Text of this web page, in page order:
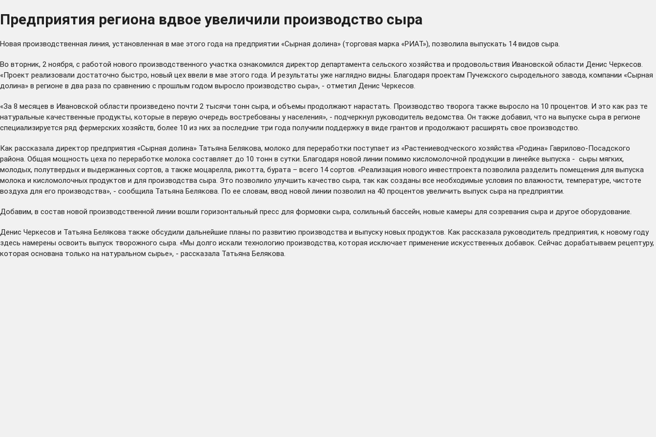
Предприятия региона вдвое увеличили производство сыра
Новая производственная линия, установленная в мае этого года на предприятии «Сырная долина» (торговая марка «РИАТ»), позволила выпускать 14 видов сыра.
Во вторник, 2 ноября, с работой нового производственного участка ознакомился директор департамента сельского хозяйства и продовольствия Ивановской области Денис Черкесов.
«Проект реализовали достаточно быстро, новый цех ввели в мае этого года. И результаты уже наглядно видны. Благодаря проектам Пучежского сыродельного завода, компании «Сырная
долина» в регионе в два раза по сравнению с прошлым годом выросло производство сыра», - отметил Денис Черкесов.
«За 8 месяцев в Ивановской области произведено почти 2 тысячи тонн сыра, и объемы продолжают нарастать. Производство творога также выросло на 10 процентов. И это как раз те
натуральные качественные продукты, которые в первую очередь востребованы у населения», - подчеркнул руководитель ведомства. Он также добавил, что на выпуске сыра в регионе
специализируется ряд фермерских хозяйств, более 10 из них за последние три года получили поддержку в виде грантов и продолжают расширять свое производство.
Как рассказала директор предприятия «Сырная долина» Татьяна Белякова, молоко для переработки поступает из «Растениеводческого хозяйства «Родина» Гаврилово-Посадского
района. Общая мощность цеха по переработке молока составляет до 10 тонн в сутки. Благодаря новой линии помимо кисломолочной продукции в линейке выпуска - сыры мягких,
молодых, полутвердых и выдержанных сортов, а также моцарелла, рикотта, бурата – всего 14 сортов. «Реализация нового инвестпроекта позволила разделить помещения для выпуска
молока и кисломолочных продуктов и для производства сыра. Это позволило улучшить качество сыра, так как созданы все необходимые условия по влажности, температуре, чистоте
воздуха для его производства», - сообщила Татьяна Белякова. По ее словам, ввод новой линии позволил на 40 процентов увеличить выпуск сыра на предприятии.
Добавим, в состав новой производственной линии вошли горизонтальный пресс для формовки сыра, солильный бассейн, новые камеры для созревания сыра и другое оборудование.
Денис Черкесов и Татьяна Белякова также обсудили дальнейшие планы по развитию производства и выпуску новых продуктов. Как рассказала руководитель предприятия, к новому году
здесь намерены освоить выпуск творожного сыра. «Мы долго искали технологию производства, которая исключает применение искусственных добавок. Сейчас дорабатываем рецептуру,
которая основана только на натуральном сырье», - рассказала Татьяна Белякова.